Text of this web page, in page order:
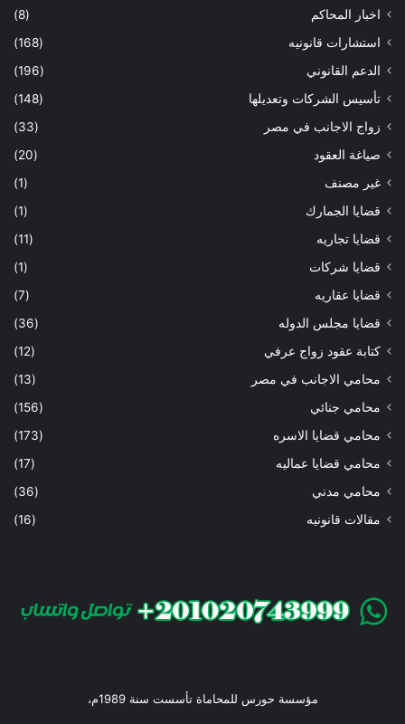
اخبار المحاكم
(8)
استشارات قانونيه
(168)
الدعم القانوني
(196)
تأسيس الشركات وتعديلها
(148)
زواج الاجانب في مصر
(33)
صياغة العقود
(20)
غير مصنف
(1)
قضايا الجمارك
(1)
قضايا تجاريه
(11)
قضايا شركات
(1)
قضايا عقاريه
(7)
قضايا مجلس الدوله
(36)
كتابة عقود زواج عرفي
(12)
محامي الاجانب في مصر
(13)
محامي جنائي
(156)
محامي قضايا الاسره
(173)
محامي قضايا عماليه
(17)
محامي مدني
(36)
مقالات قانونيه
(16)
مؤسسة حورس للمحاماة تأسست سنة 1989م،